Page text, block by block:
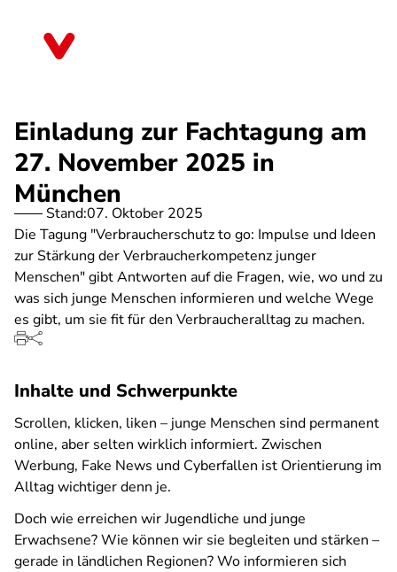
Einladung zur Fachtagung am
27. November 2025 in
München
Stand:07. Oktober 2025
Die Tagung "Verbraucherschutz to go: Impulse und Ideen
zur Stärkung der Verbraucherkompetenz junger
Menschen" gibt Antworten auf die Fragen, wie, wo und zu
was sich junge Menschen informieren und welche Wege
es gibt, um sie fit für den Verbraucheralltag zu machen.
Inhalte und Schwerpunkte
Scrollen, klicken, liken – junge Menschen sind permanent
online, aber selten wirklich informiert. Zwischen
Werbung, Fake News und Cyberfallen ist Orientierung im
Alltag wichtiger denn je.
Doch wie erreichen wir Jugendliche und junge
Erwachsene? Wie können wir sie begleiten und stärken –
gerade in ländlichen Regionen? Wo informieren sich